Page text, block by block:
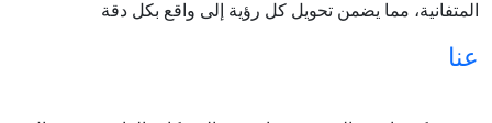
المتفانية، مما يضمن تحويل كل رؤية إلى واقع بكل دقة
عنا